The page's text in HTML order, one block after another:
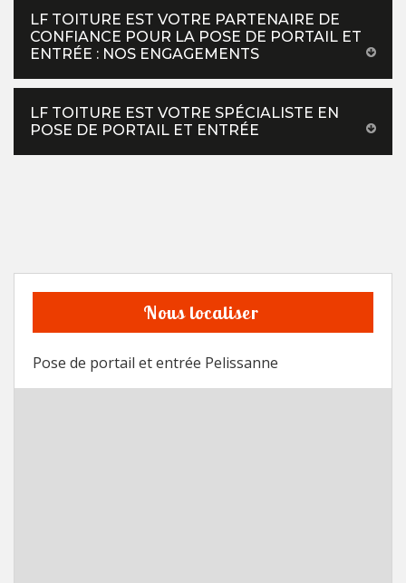
LF TOITURE EST VOTRE PARTENAIRE DE
CONFIANCE POUR LA POSE DE PORTAIL ET
ENTRÉE : NOS ENGAGEMENTS
LF TOITURE EST VOTRE SPÉCIALISTE EN
POSE DE PORTAIL ET ENTRÉE
Nous localiser
Pose de portail et entrée Pelissanne